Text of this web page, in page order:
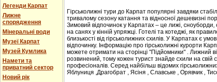
Легенди Карпат
Лижне
спорядження
Мінеральні води
Музеї Карпат
Музей Кумлика
Намети та
приватний сектор
Новий рік
Гірськолижні тури до Карпат популярні завдяки
тривалому сезону катання та відносної дешевизні
Зимовий відпочинок у Карпатах – це лижі, сноуборди,
на санях у кінній упряжці. Готелі та котеджі, як
близькості від гірськолижних схилів. У Карпатах є
відпочинку. Інформацію про гірськолижні курорти
можете отримати на сторінці "Підйомники" . Лижний
розвинений, тому кожен турист знайде схили на свій
професіоналів. Серед найбільш відомих
Яблуниця ,Драгобрат , Ясіня , Славське , Орявчик ,